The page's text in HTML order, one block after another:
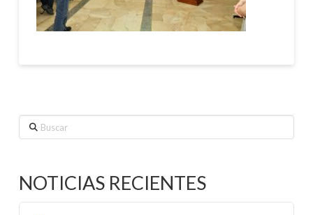
Buscar
NOTICIAS RECIENTES